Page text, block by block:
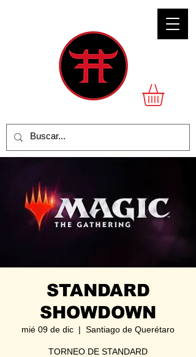
STANDARD
SHOWDOWN
mié 09 de dic
  |
Santiago de Querétaro
TORNEO DE STANDARD